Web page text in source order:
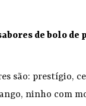
de bolo de
são: prestígio,
ninho com